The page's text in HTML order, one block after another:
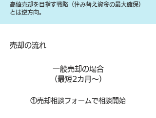
高値売却を目指す戦略（住み替え資金の最大確保）
とは逆方向。
​売却の流れ
一般売却の場合
​（最短2カ月～）
①​売却相談フォームで相談開始